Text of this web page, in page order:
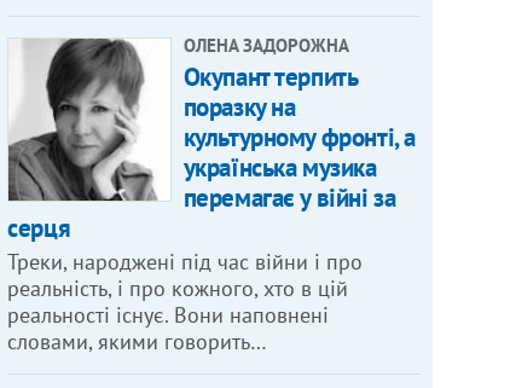
ОЛЕНА ЗАДОРОЖНА
Окупант терпить
поразку на
культурному фронті, а
українська музика
перемагає у війні за
серця
Треки, народжені під час війни і про
реальність, і про кожного, хто в цій
реальності існує. Вони наповнені
словами, якими говорить…